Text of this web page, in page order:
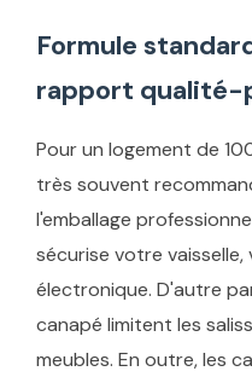
Formule
rapport qualité-
Pour un logement de
très souvent
l'emballage
sécurise votre
électronique. D'autre
canapé limitent les
meubles. En outre, les